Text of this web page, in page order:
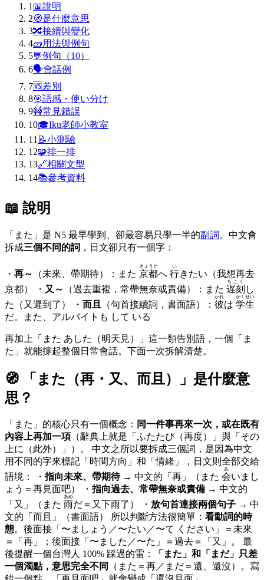
1 📖說明
2🧭是什麼意思
3🔀接續與變化
4🧱用法與例句
5💬例句（10）
6🗣會話例
7🆚差別
8🎯語感・使い分け
9🚧常見錯誤
10🎓Iku老師小教室
11 📝小測驗
12🧩排一排
13🔗相關文型
14📚參考資料
📖 說明
「また」是 N5 最早學到、卻最容易只學一半的副詞 。中文會
拆成三個不同的詞 ，日文卻只有一個字：
・ 再～ （未來、帶期待）：また 京都
きょうと
へ 行
い
きたい（我想再去
京都） ・ 又～ （過去重複，常帶無奈或責備）：また 遅刻
ちこく
し
た（又遲到了） ・ 而且 （句首接續詞，書面語）： 彼
かれ
は 学生
がくせい
だ。また、アルバイトも して いる
再加上「また あした（明天見）」這一類告別語，一個「ま
た」就能撐起整個日常會話。下面一次拆解清楚。
🧭 「 また（再・又、而且）
」是什麼意
思？
「また」的核心只有一個概念： 同一件事再來一次，或在既有
內容上再加一項 （辭典上就是「ふたたび（再度）」與「その
上に（此外）」）。 中文之所以要拆成三個詞，是因為中文
用不同的字來標記「時間方向」和「情緒」，日文則全部交給
語境： ・指向未來、帶期待→ 中文的「再」（また 会
あ
いまし
ょう＝再見面吧） ・指向過去、常帶無奈或責備 → 中文的
「又」（また 雨
あめ
だ＝又下雨了） ・ 放句首連接兩個句子 → 中
文的「而且」（書面語） 所以判斷方法很簡單： 看動詞的時
態。後面接「〜ましょう／〜たい／〜て ください」＝未來
＝「再」；後面接「〜ました／〜た」＝過去＝「又」。 最
後提醒一個台灣人 100% 踩過的雷：
「また」和「まだ」只差
一個濁點，意思完全不同
（また＝再／まだ＝還、還沒）。寫